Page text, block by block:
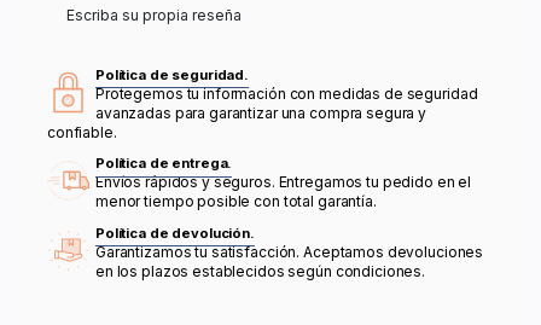
Escriba su propia reseña
Política de seguridad.
Protegemos tu información con medidas de seguridad
avanzadas para garantizar una compra segura y
confiable.
Política de entrega.
Envíos rápidos y seguros. Entregamos tu pedido en el
menor tiempo posible con total garantía.
Política de devolución.
Garantizamos tu satisfacción. Aceptamos devoluciones
en los plazos establecidos según condiciones.